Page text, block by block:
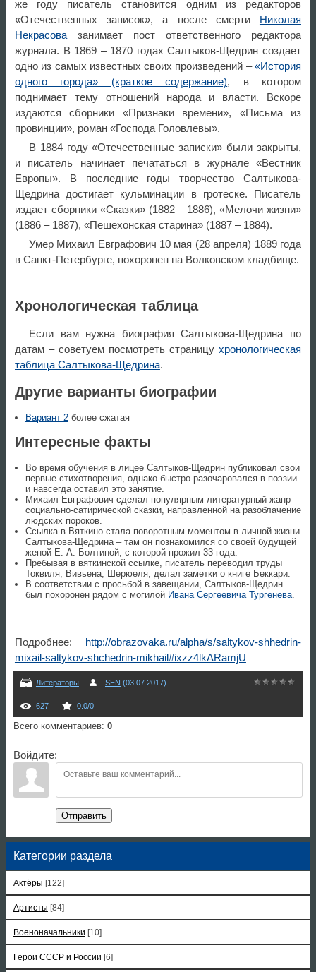
же году писатель становится одним из редакторов
«Отечественных записок», а после смерти
Николая
Некрасовазанимает пост ответственного редактора
журнала. В 1869 – 1870 годах Салтыков-Щедрин создает
одно из самых известных своих произведений –«История
одного города» (краткое содержание), в котором
поднимает тему отношений народа и власти. Вскоре
издаются сборники «Признаки времени», «Письма из
провинции», роман «Господа Головлевы».
В 1884 году «Отечественные записки» были закрыты,
и писатель начинает печататься в журнале «Вестник
Европы». В последние годы творчество Салтыкова-
Щедрина достигает кульминации в гротеске. Писатель
издает сборники «Сказки» (1882 – 1886), «Мелочи жизни»
(1886 – 1887), «Пешехонская старина» (1887 – 1884).
Умер Михаил Евграфович 10 мая (28 апреля) 1889 года
в Санкт-Петербурге, похоронен на Волковском кладбище.
Хронологическая таблица
Если вам нужна биография Салтыкова-Щедрина по
датам – советуем посмотреть страницу хронологическая
таблица Салтыкова-Щедрина.
Другие варианты биографии
Вариант 2более сжатая
Интересные факты
Во время обучения в лицее Салтыков-Щедрин публиковал свои
первые стихотворения, однако быстро разочаровался в поэзии
и навсегда оставил это занятие.
Михаил Евграфович сделал популярным литературный жанр
социально-сатирической сказки, направленной на разоблачение
людских пороков.
Ссылка в Вяткино стала поворотным моментом в личной жизни
Салтыкова-Щедрина – там он познакомился со своей будущей
женой Е. А. Болтиной, с которой прожил 33 года.
Пребывая в вяткинской ссылке, писатель переводил труды
Токвиля, Вивьена, Шерюеля, делал заметки о книге Беккари.
В соответствии с просьбой в завещании, Салтыков-Щедрин
был похоронен рядом с могилой Ивана Сергеевича Тургенева.
Подробнее: http://obrazovaka.ru/alpha/s/saltykov-shhedrin-
mixail-saltykov-shchedrin-mikhail#ixzz4lkARamjU
Литераторы SEN (03.07.2017)
627 0.0/0
Всего комментариев: 0
Войдите:
Отправить
Категории раздела
Актёры [122]
Артисты [84]
Военоначальники [10]
Герои СССР и России [6]